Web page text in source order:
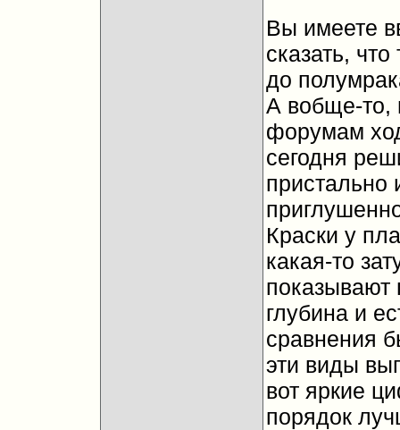
Вы имеете
сказать,
до
А вобще-то,
форумам
сегодня
пристально
Краски у
какая-то
показывают
глубина и
сравнения
эти виды
вот яркие
порядок